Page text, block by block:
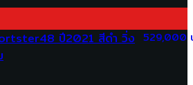
529,000
ปี2021 สีดำ วิ่ง